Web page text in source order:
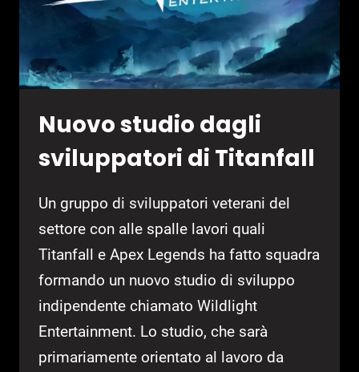
Nuovo studio dagli
sviluppatori di Titanfall
Un gruppo di sviluppatori veterani del
settore con alle spalle lavori quali
Titanfall e Apex Legends ha fatto squadra
formando un nuovo studio di sviluppo
indipendente chiamato Wildlight
Entertainment. Lo studio, che sarà
primariamente orientato al lavoro da